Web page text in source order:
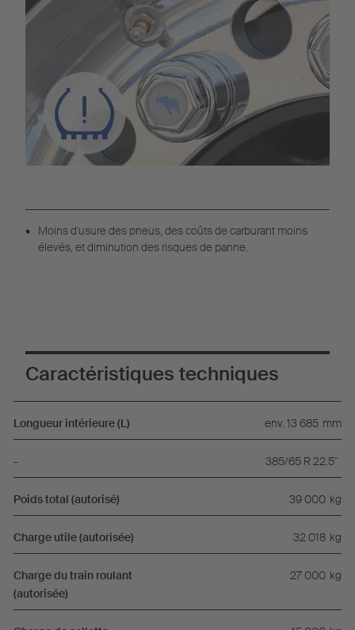
Moins d'usure des pneus, des coûts de carburant moins
élevés, et diminution des risques de panne.
Caractéristiques techniques
Longueur intérieure (L) env. 13 685 mm
- 385/65 R 22.5"
Poids total (autorisé) 39 000 kg
Charge utile (autorisée) 32 018 kg
Charge du train roulant
(autorisée)
27 000 kg